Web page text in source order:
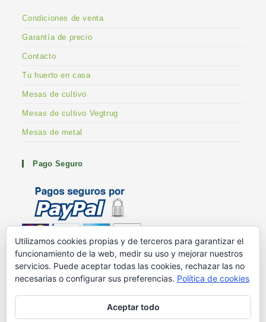
Condiciones de venta
Garantía de precio
Contacto
Tu huerto en casa
Mesas de cultivo
Mesas de cultivo Vegtrug
Mesas de metal
Pago Seguro
Metodos de pago
G+ Huertoshop
Utilizamos cookies propias y de terceros para garantizar el
funcionamiento de la web, medir su uso y mejorar nuestros
servicios. Puede aceptar todas las cookies, rechazar las no
necesarias o configurar sus preferencias. Política de cookies
Aceptar todo